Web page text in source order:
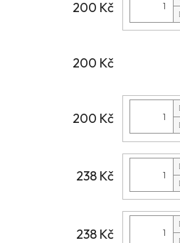
200 Kč
200 Kč
200 Kč
238 Kč
238 Kč